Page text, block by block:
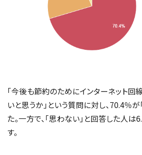
「今後も節約のためにインターネット
いと思うか」という質問に対し、70.4％が
た。一方で、「思わない」と回答した人
す。